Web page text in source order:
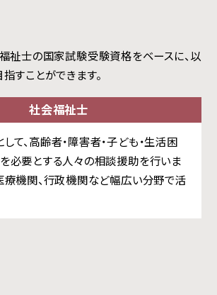
祉士の国家試験受験資格をベースに、以
すことができます。
社会福祉士
て、高齢者・障害者・子ども・生活困
必要とする人々の相談援助を行いま
療機関、行政機関など幅広い分野で活